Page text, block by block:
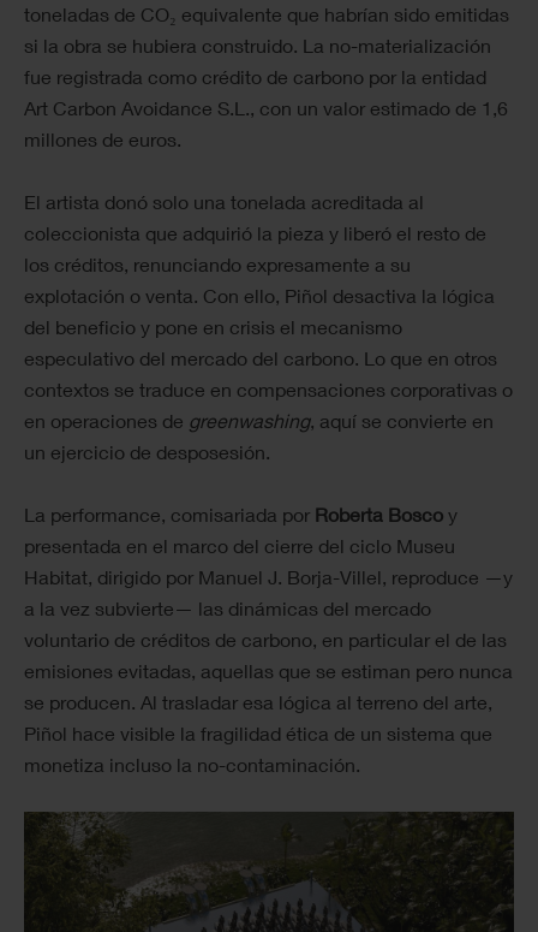
toneladas de CO₂ equivalente que habrían sido emitidas
si la obra se hubiera construido. La no-materialización
fue registrada como crédito de carbono por la entidad
Art Carbon Avoidance S.L., con un valor estimado de 1,6
millones de euros.
El artista donó solo una tonelada acreditada al
coleccionista que adquirió la pieza y liberó el resto de
los créditos, renunciando expresamente a su
explotación o venta. Con ello, Piñol desactiva la lógica
del beneficio y pone en crisis el mecanismo
especulativo del mercado del carbono. Lo que en otros
contextos se traduce en compensaciones corporativas o
en operaciones de greenwashing, aquí se convierte en
un ejercicio de desposesión.
La performance, comisariada por Roberta Bosco y
presentada en el marco del cierre del ciclo Museu
Habitat, dirigido por Manuel J. Borja-Villel, reproduce —y
a la vez subvierte— las dinámicas del mercado
voluntario de créditos de carbono, en particular el de las
emisiones evitadas, aquellas que se estiman pero nunca
se producen. Al trasladar esa lógica al terreno del arte,
Piñol hace visible la fragilidad ética de un sistema que
monetiza incluso la no-contaminación.